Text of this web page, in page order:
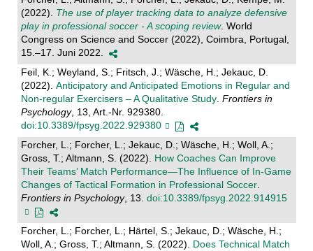
(2022). The use of player tracking data to analyze defensive
play in professional soccer - A scoping review. World
Congress on Science and Soccer (2022), Coimbra, Portugal,
15.–17. Juni 2022.
Feil, K.; Weyland, S.; Fritsch, J.; Wäsche, H.; Jekauc, D.
(2022). Anticipatory and Anticipated Emotions in Regular and
Non-regular Exercisers – A Qualitative Study. Frontiers in
Psychology, 13, Art.-Nr. 929380.
doi:10.3389/fpsyg.2022.929380
Forcher, L.; Forcher, L.; Jekauc, D.; Wäsche, H.; Woll, A.;
Gross, T.; Altmann, S. (2022). How Coaches Can Improve
Their Teams’ Match Performance—The Influence of In-Game
Changes of Tactical Formation in Professional Soccer.
Frontiers in Psychology, 13. doi:10.3389/fpsyg.2022.914915
Forcher, L.; Forcher, L.; Härtel, S.; Jekauc, D.; Wäsche, H.;
Woll, A.; Gross, T.; Altmann, S. (2022). Does Technical Match